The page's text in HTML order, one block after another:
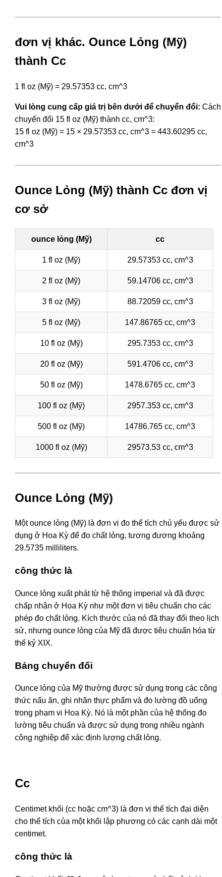
đơn vị khác. Ounce Lỏng (Mỹ)
thành Cc
1 fl oz (Mỹ) = 29.57353 cc, cm^3
Vui lòng cung cấp giá trị bên dưới để chuyển đổi: Cách
chuyển đổi 15 fl oz (Mỹ) thành cc, cm^3:
15 fl oz (Mỹ) = 15 × 29.57353 cc, cm^3 = 443.60295 cc,
cm^3
Ounce Lỏng (Mỹ) thành Cc đơn vị
cơ sở
ounce lỏng (Mỹ) cc
1 fl oz (Mỹ) 29.57353 cc, cm^3
2 fl oz (Mỹ) 59.14706 cc, cm^3
3 fl oz (Mỹ) 88.72059 cc, cm^3
5 fl oz (Mỹ) 147.86765 cc, cm^3
10 fl oz (Mỹ) 295.7353 cc, cm^3
20 fl oz (Mỹ) 591.4706 cc, cm^3
50 fl oz (Mỹ) 1478.6765 cc, cm^3
100 fl oz (Mỹ) 2957.353 cc, cm^3
500 fl oz (Mỹ) 14786.765 cc, cm^3
1000 fl oz (Mỹ) 29573.53 cc, cm^3
Ounce Lỏng (Mỹ)
Một ounce lỏng (Mỹ) là đơn vị đo thể tích chủ yếu được sử
dụng ở Hoa Kỳ để đo chất lỏng, tương đương khoảng
29.5735 milliliters.
công thức là
Ounce lỏng xuất phát từ hệ thống imperial và đã được
chấp nhận ở Hoa Kỳ như một đơn vị tiêu chuẩn cho các
phép đo chất lỏng. Kích thước của nó đã thay đổi theo lịch
sử, nhưng ounce lỏng của Mỹ đã được tiêu chuẩn hóa từ
thế kỷ XIX.
Bảng chuyển đổi
Ounce lỏng của Mỹ thường được sử dụng trong các công
thức nấu ăn, ghi nhãn thực phẩm và đo lường đồ uống
trong phạm vi Hoa Kỳ. Nó là một phần của hệ thống đo
lường tiêu chuẩn và được sử dụng trong nhiều ngành
công nghiệp để xác định lượng chất lỏng.
Cc
Centimet khối (cc hoặc cm^3) là đơn vị thể tích đại diện
cho thể tích của một khối lập phương có các cạnh dài một
centimet.
công thức là